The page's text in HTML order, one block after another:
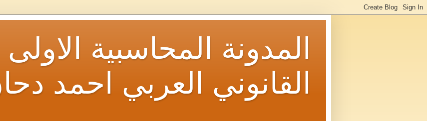
المدونة المحاسبية
القانوني العربي احمد